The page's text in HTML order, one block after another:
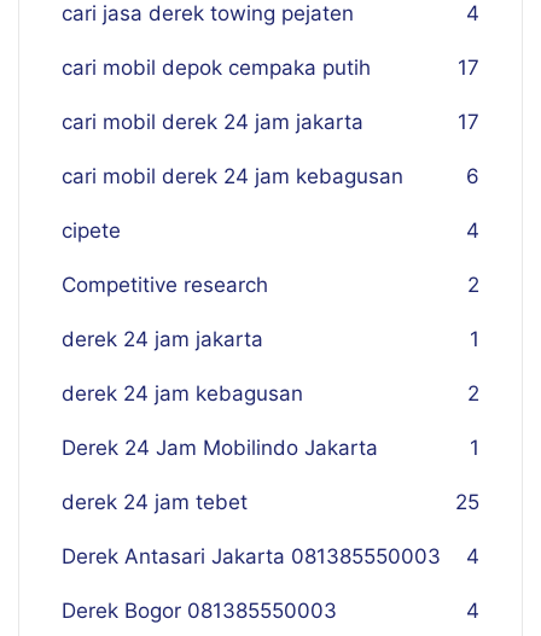
cari jasa derek towing pejaten 4
cari mobil depok cempaka putih 17
cari mobil derek 24 jam jakarta 17
cari mobil derek 24 jam kebagusan 6
cipete 4
Competitive research 2
derek 24 jam jakarta 1
derek 24 jam kebagusan 2
Derek 24 Jam Mobilindo Jakarta 1
derek 24 jam tebet 25
Derek Antasari Jakarta 081385550003 4
Derek Bogor 081385550003 4